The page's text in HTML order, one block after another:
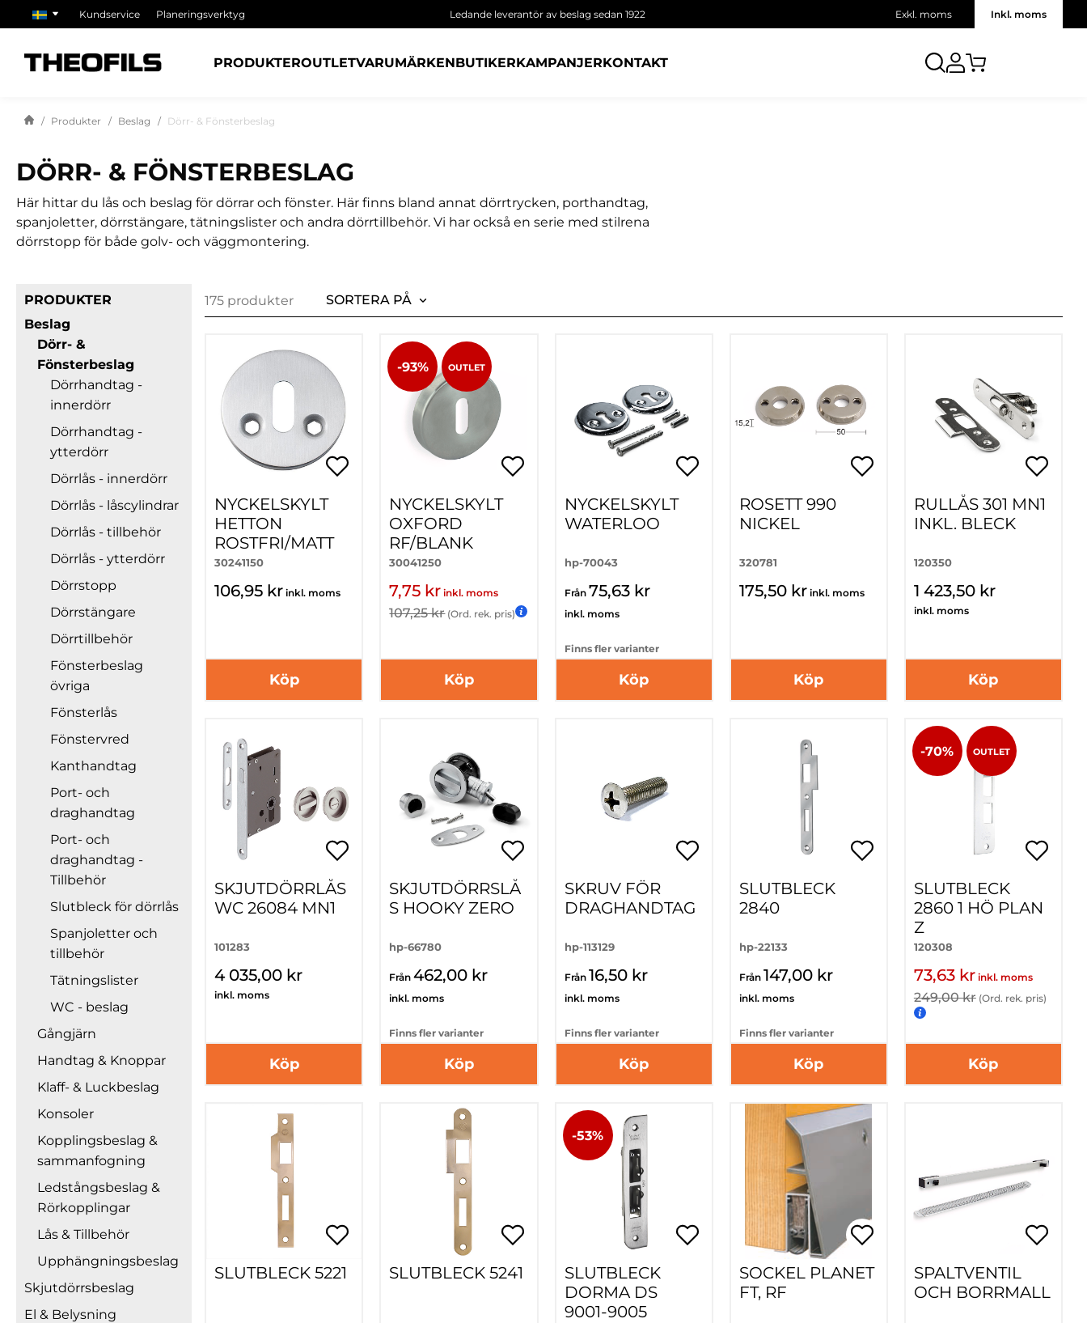
Kundservice Planeringsverktyg Ledande leverantör av beslag sedan 1922 Exkl. moms Inkl. moms
PRODUKTEROUTLETVARUMÄRKENBUTIKERKAMPANJERKONTAKT
Produkter Beslag Dörr- & Fönsterbeslag
DÖRR- & FÖNSTERBESLAG
Här hittar du lås och beslag för dörrar och fönster. Här finns bland annat dörrtrycken, porthandtag,
spanjoletter, dörrstängare, tätningslister och andra dörrtillbehör. Vi har också en serie med stilrena
dörrstopp för både golv- och väggmontering.
PRODUKTER
Beslag
Dörr- &
Fönsterbeslag
Dörrhandtag -
innerdörr
Dörrhandtag -
ytterdörr
Dörrlås - innerdörr
Dörrlås - låscylindrar
Dörrlås - tillbehör
Dörrlås - ytterdörr
Dörrstopp
Dörrstängare
Dörrtillbehör
Fönsterbeslag
övriga
Fönsterlås
Fönstervred
Kanthandtag
Port- och
draghandtag
Port- och
draghandtag -
Tillbehör
Slutbleck för dörrlås
Spanjoletter och
tillbehör
Tätningslister
WC - beslag
Gångjärn
Handtag & Knoppar
Klaff- & Luckbeslag
Konsoler
Kopplingsbeslag &
sammanfogning
Ledstångsbeslag &
Rörkopplingar
Lås & Tillbehör
Upphängningsbeslag
Skjutdörrsbeslag
El & Belysning
175 produkter SORTERA PÅ
NYCKELSKYLT
HETTON
ROSTFRI/MATT
30241150
106,95 kr inkl. moms
Köp
-93% OUTLET
NYCKELSKYLT
OXFORD
RF/BLANK
30041250
7,75 kr inkl. moms
107,25 kr (Ord. rek. pris)
Köp
NYCKELSKYLT
WATERLOO
hp-70043
Från 75,63 kr
inkl. moms
Finns fler varianter
Köp
ROSETT 990
NICKEL
320781
175,50 kr inkl. moms
Köp
RULLÅS 301 MN1
INKL. BLECK
120350
1 423,50 kr
inkl. moms
Köp
SKJUTDÖRRLÅS
WC 26084 MN1
101283
4 035,00 kr
inkl. moms
Köp
SKJUTDÖRRSLÅ
S HOOKY ZERO
hp-66780
Från 462,00 kr
inkl. moms
Finns fler varianter
Köp
SKRUV FÖR
DRAGHANDTAG
hp-113129
Från 16,50 kr
inkl. moms
Finns fler varianter
Köp
SLUTBLECK
2840
hp-22133
Från 147,00 kr
inkl. moms
Finns fler varianter
Köp
-70% OUTLET
SLUTBLECK
2860 1 HÖ PLAN
Z
120308
73,63 kr inkl. moms
249,00 kr (Ord. rek. pris)
Köp
SLUTBLECK 5221 SLUTBLECK 5241
-53%
SLUTBLECK
DORMA DS
9001-9005
SOCKEL PLANET
FT, RF
SPALTVENTIL
OCH BORRMALL